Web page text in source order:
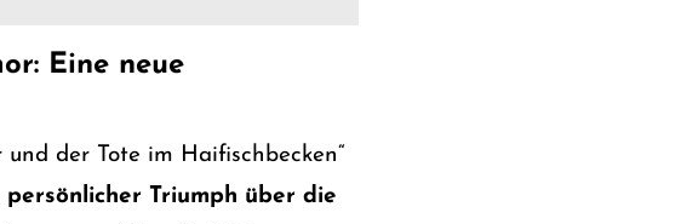
Eine neue
der Tote im Haifischbecken“
persönlicher Triumph über die